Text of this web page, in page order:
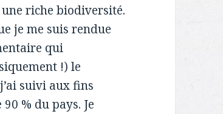
riche biodiversité.
je me suis rendue
qui
!) le
suivi aux fins
% du pays. Je